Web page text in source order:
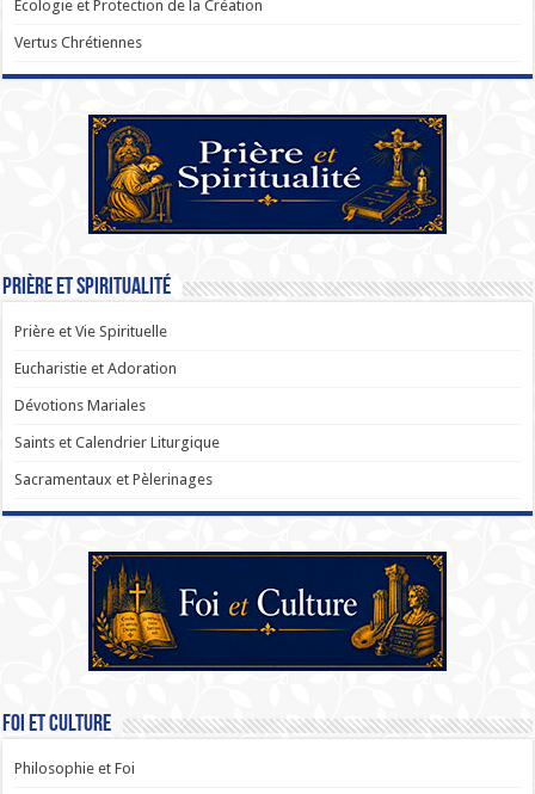
Écologie et Protection de la Création
Vertus Chrétiennes
Prière et Spiritualité
Prière et Vie Spirituelle
Eucharistie et Adoration
Dévotions Mariales
Saints et Calendrier Liturgique
Sacramentaux et Pèlerinages
Foi et Culture
Philosophie et Foi